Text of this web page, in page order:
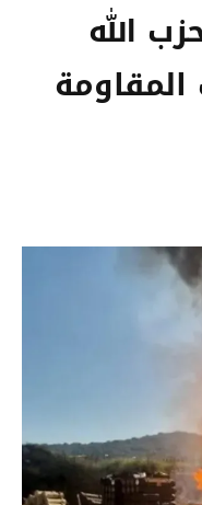
الله